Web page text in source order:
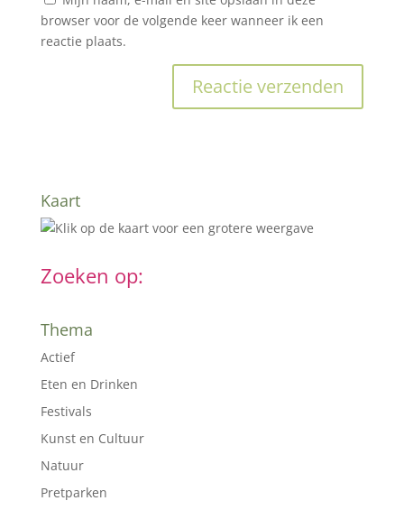
browser voor de volgende keer wanneer ik een
reactie plaats.
Kaart
Zoeken op:
Thema
Actief
Eten en Drinken
Festivals
Kunst en Cultuur
Natuur
Pretparken